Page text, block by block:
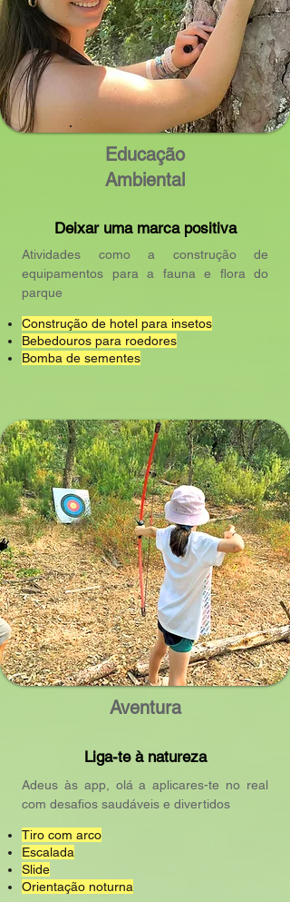
Educação
Ambiental
Deixar uma marca positiva
Atividades como a construção de
equipamentos para a fauna e flora do
parque
Construção de hotel para insetos
Bebedouros para roedores
Bomba de sementes
Aventura
Liga-te à natureza
Adeus às app, olá a aplicares-te no real
com desafios saudáveis e divertidos
Tiro com arco
Escalada
Slide
Orientação noturna